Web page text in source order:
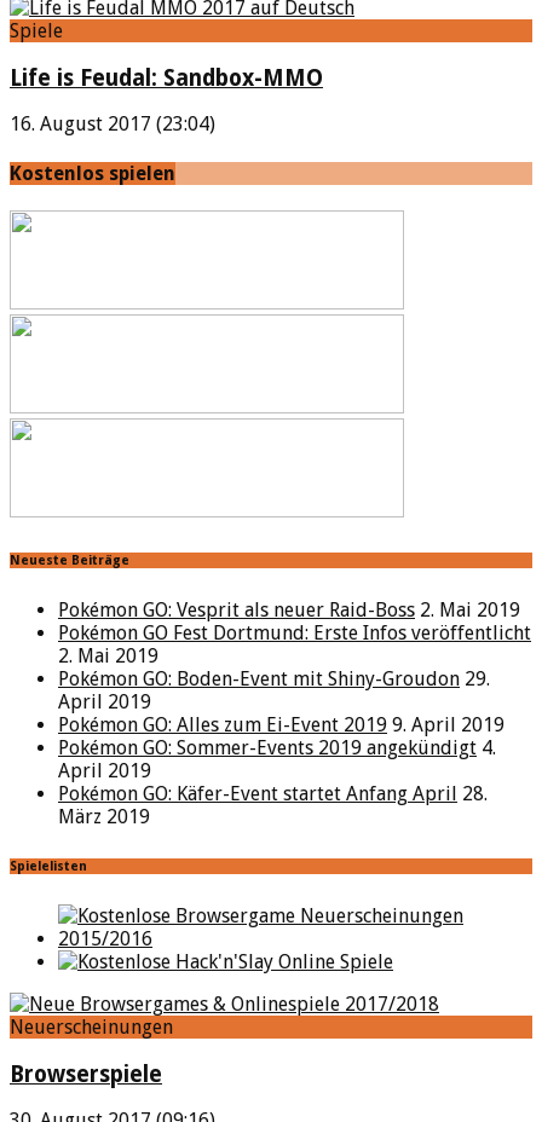
Spiele
Life is Feudal: Sandbox-MMO
16. August 2017 (23:04)
Kostenlos spielen
Neueste Beiträge
Pokémon GO: Vesprit als neuer Raid-Boss 2. Mai 2019
Pokémon GO Fest Dortmund: Erste Infos veröffentlicht
2. Mai 2019
Pokémon GO: Boden-Event mit Shiny-Groudon 29.
April 2019
Pokémon GO: Alles zum Ei-Event 2019 9. April 2019
Pokémon GO: Sommer-Events 2019 angekündigt 4.
April 2019
Pokémon GO: Käfer-Event startet Anfang April 28.
März 2019
Spielelisten
Neuerscheinungen
Browserspiele